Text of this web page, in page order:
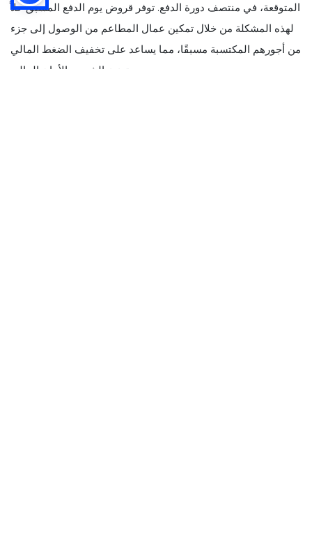
المتوقعة، في منتصف دورة الدفع. توفر قروض يوم الدفع المسبق حلاً
لهذه المشكلة من خلال تمكين عمال المطاعم من الوصول إلى جزء
من أجورهم المكتسبة مسبقًا، مما يساعد على تخفيف الضغط المالي